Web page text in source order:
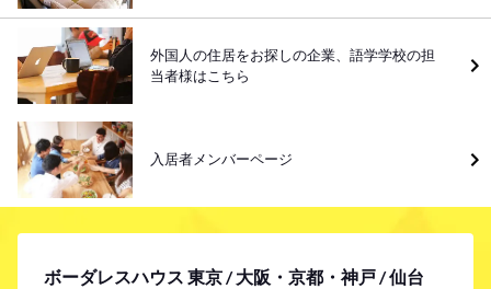
ボーダレスハウス 東京 / 大阪・京都・神戸 / 仙台
外国人の住居をお探しの企業、語学学校の担
当者様はこちら
入居者メンバーページ